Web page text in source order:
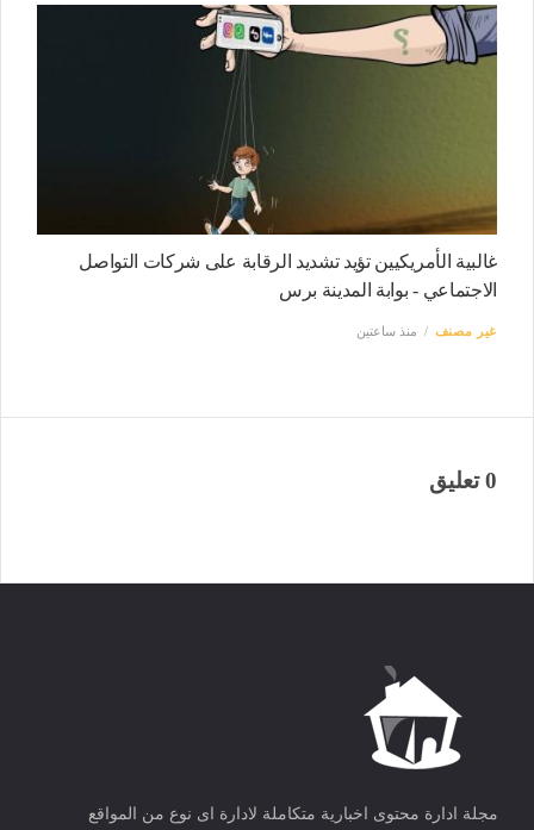
غالبية الأمريكيين تؤيد تشديد الرقابة على شركات التواصل
الاجتماعي - بوابة المدينة برس
غير مصنف منذ ساعتين
0 تعليق
مجلة ادارة محتوى اخبارية متكاملة لادارة اى نوع من المواقع